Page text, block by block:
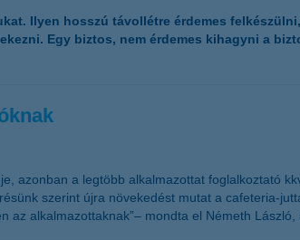
Ilyen hosszú távollétre érdemes
Egy biztos, nem érdemes kihagyni a
azonban a legtöbb alkalmazottat foglalkoztató
szerint újra növekedést mutat a cafeteria-
alkalmazottaknak”– mondta el Németh László,